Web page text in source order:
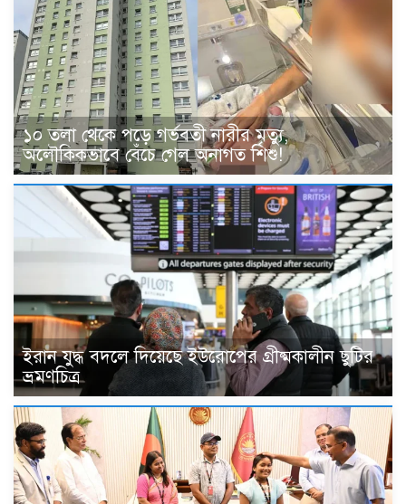
১০ তলা থেকে পড়ে গর্ভবতী নারীর মৃত্যু,
অলৌকিকভাবে বেঁচে গেল অনাগত শিশু!
ইরান যুদ্ধ বদলে দিয়েছে ইউরোপের গ্রীষ্মকালীন ছুটির
ভ্রমণচিত্র